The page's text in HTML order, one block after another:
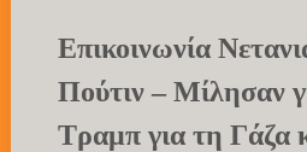
Επικοινωνία
Πούτιν – Μίλησαν
Τραμπ για τη Γάζα